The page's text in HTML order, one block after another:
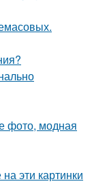
фото, модная
эти картинки